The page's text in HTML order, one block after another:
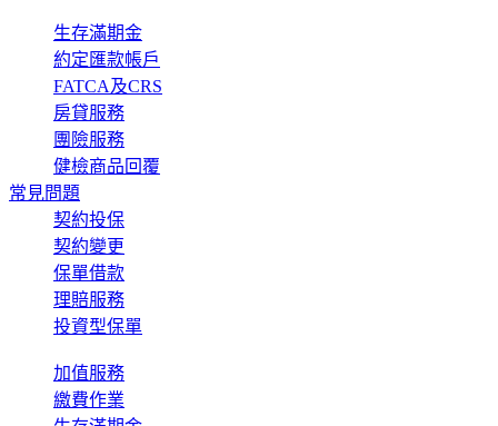
生存滿期金
約定匯款帳戶
FATCA及CRS
房貸服務
團險服務
健檢商品回覆
常見問題
契約投保
契約變更
保單借款
理賠服務
投資型保單
加值服務
繳費作業